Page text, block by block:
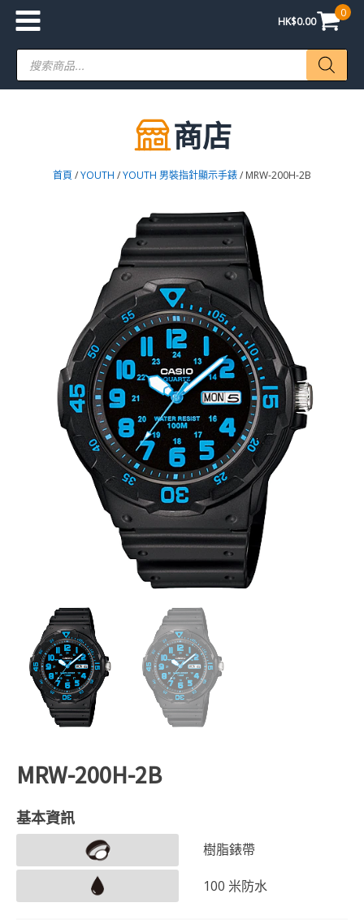
HK$0.00
0
Products
search
商店
首頁 /YOUTH /YOUTH 男裝指針顯示手錶/ MRW-200H-2B
MRW-200H-2B
基本資訊
樹脂錶帶
100 米防水